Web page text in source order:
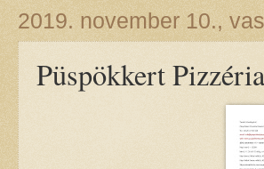
2019. november 10.,
Püspökkert